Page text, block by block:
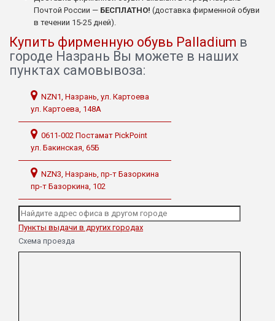
Почтой России — БЕСПЛАТНО! (доставка фирменной обуви
в течении 15-25 дней).
Купить фирменную обувь Palladium в
городе Назрань Вы можете в наших
пунктах самовывоза:
NZN1, Назрань, ул. Картоева
ул. Картоева, 148А
0611-002 Постамат PickPoint
ул. Бакинская, 65Б
NZN3, Назрань, пр-т Базоркина
пр-т Базоркина, 102
Пункты выдачи в других городах
Схема проезда